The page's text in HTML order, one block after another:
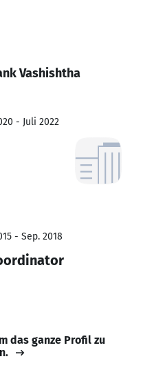
Vashishtha
- Juli 2022
- Sep. 2018
das ganze Profil zu